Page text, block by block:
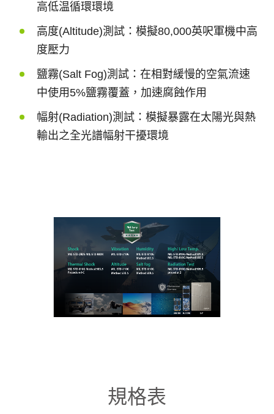
高低温循環環境
高度(Altitude)測試：模擬80,000英呎軍機中高
度壓力
鹽霧(Salt Fog)測試：在相對緩慢的空氣流速
中使用5%鹽霧覆蓋，加速腐蝕作用
幅射(Radiation)測試：模擬暴露在太陽光與熱
輸出之全光譜幅射干擾環境
規格表